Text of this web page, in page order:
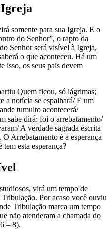
somente para sua Igreja. E o
do Senhor”, o rapto da
Senhor será visível à Igreja,
o que aconteceu. Há um
isso, os seus pais devem
Quem ficou, só lágrimas;
a notícia se espalhará/ E um
tumulto acontecerá/
sabe dirá: foi o arrebatamento/
A verdade sagrada escrita
O Arrebatamento é a esperança
esta esperança?
virá um tempo de
Por acaso você ouviu
Tribulação marca um tempo
não atenderam a chamada do
– 8).